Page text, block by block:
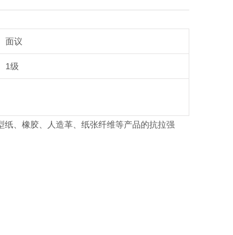
面议
1级
、橡胶、人造革、纸张纤维等产品的抗拉强